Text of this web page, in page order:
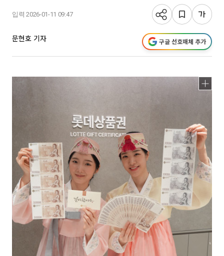
입력 2026-01-11 09:47
문현호 기자 구글 선호매체 추가